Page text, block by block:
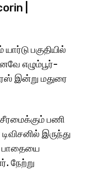
|
பகுதியில்
எழும்பூர்-
இன்று மதுரை
பணி
இருந்து
நேற்று